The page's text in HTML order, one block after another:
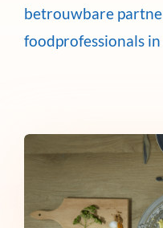
betrouwbare
foodprofessionals in